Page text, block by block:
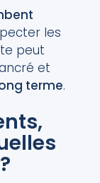
les
peut
et
terme.